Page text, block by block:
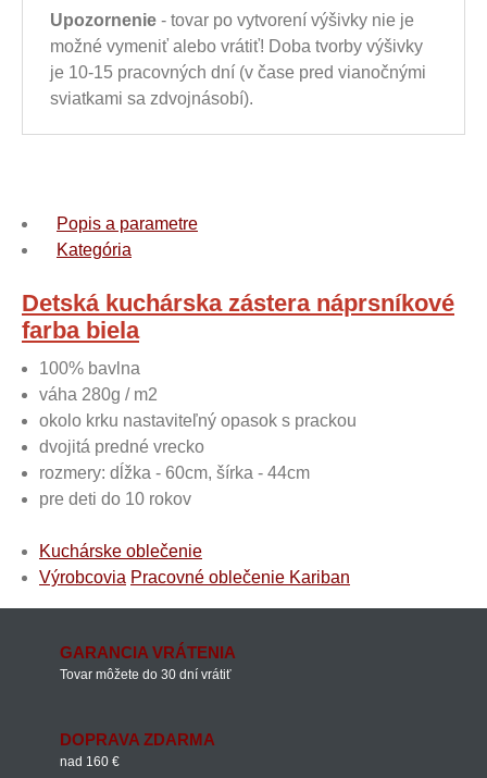
Upozornenie - tovar po vytvorení výšivky nie je
možné vymeniť alebo vrátiť! Doba tvorby výšivky
je 10-15 pracovných dní (v čase pred vianočnými
sviatkami sa zdvojnásobí).
Popis a parametre
Kategória
Detská kuchárska zástera náprsníkové
farba biela
100% bavlna
váha 280g / m2
okolo krku nastaviteľný opasok s prackou
dvojitá predné vrecko
rozmery: dĺžka - 60cm, šírka - 44cm
pre deti do 10 rokov
Kuchárske oblečenie
Výrobcovia Pracovné oblečenie Kariban
GARANCIA VRÁTENIA
Tovar môžete do 30 dní vrátiť
DOPRAVA ZDARMA
nad 160 €